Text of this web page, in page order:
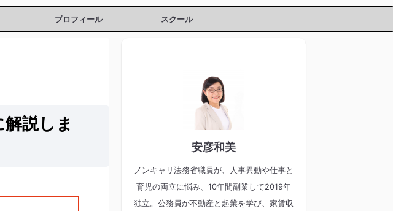
プロフィール スクール
説しま
安彦和美
ノンキャリ法務省職員が、人事異動や仕事と
育児の両立に悩み、10年間副業して2019年
独立。公務員が不動産と起業を学び、家賃収